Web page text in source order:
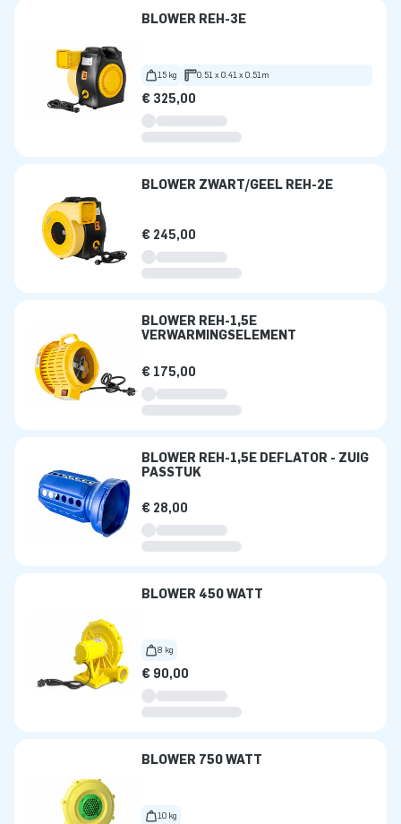
BLOWER REH-3E
15 kg 0.51 x 0.41 x 0.51m
€ 325,00
BLOWER ZWART/GEEL REH-2E
€ 245,00
BLOWER REH-1,5E
VERWARMINGSELEMENT
€ 175,00
BLOWER REH-1,5E DEFLATOR - ZUIG
PASSTUK
€ 28,00
BLOWER 450 WATT
8 kg
€ 90,00
BLOWER 750 WATT
10 kg